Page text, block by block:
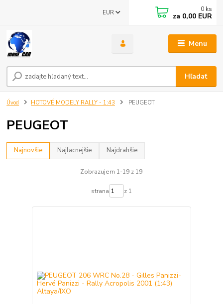
Menu
EUR
Hľadať
0 ks
za 0,00 EUR
Úvod HOTOVÉ MODELY RALLY - 1:43 PEUGEOT
PEUGEOT
Najnovšie Najlacnejšie Najdrahšie
Zobrazujem 1-19 z 19
strana z 1